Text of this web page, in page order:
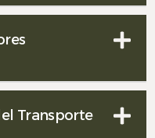
Transporte